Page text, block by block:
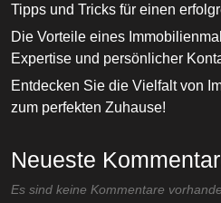
Tipps und Tricks für einen
Die Vorteile eines
Expertise und persönlicher
Entdecken Sie die Vielfalt von
zum perfekten Zuhause!
Neueste
Es sind keine Kommentare